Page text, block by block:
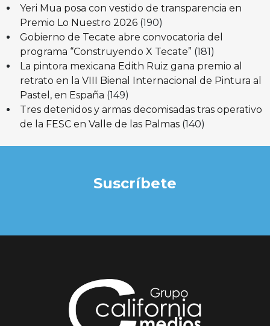
Yeri Mua posa con vestido de transparencia en
Premio Lo Nuestro 2026 (190)
Gobierno de Tecate abre convocatoria del
programa “Construyendo X Tecate” (181)
La pintora mexicana Edith Ruiz gana premio al
retrato en la VIII Bienal Internacional de Pintura al
Pastel, en España (149)
Tres detenidos y armas decomisadas tras operativo
de la FESC en Valle de las Palmas (140)
Suscríbete